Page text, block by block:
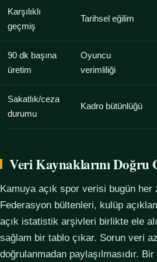
Karşılıklı
geçmiş
Tarihsel eğilim
90 dk başına
üretim
Oyuncu
verimliliği
Sakatlık/ceza
durumu
Kadro bütünlüğü
Veri Kaynaklarını Doğru
Kamuya açık spor verisi bugün her
Federasyon bültenleri, kulüp
açık istatistik arşivleri birlikte ele
sağlam bir tablo çıkar. Sorun veri
doğrulanmadan paylaşılmasıdır.